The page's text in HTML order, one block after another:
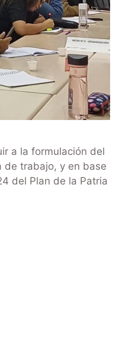
a la formulación del
de trabajo, y en base
del Plan de la Patria